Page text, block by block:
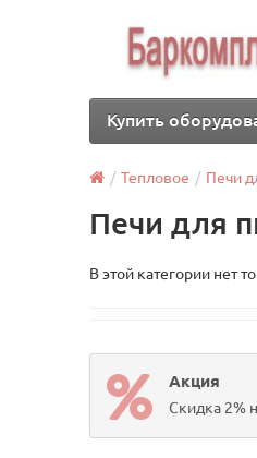
Купить
Тепловое Печи
Печи для
В этой категории нет
Акция
Скидка 2%